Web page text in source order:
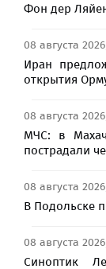
Фон дер
08 августа
Иран
открытия
08 августа
МЧС: в
пострадали
08 августа
В Подольске
08 августа
Синоптик